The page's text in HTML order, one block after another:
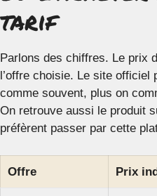
tarif
Parlons des chiffres. Le prix
l’offre choisie. Le site
comme souvent, plus on
On retrouve aussi le produit
préfèrent passer par cette
Offre Prix